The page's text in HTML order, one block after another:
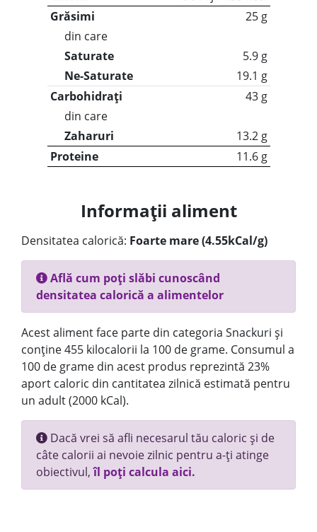
Grăsimi
25 g
din care
Saturate
5.9 g
Ne-Saturate
19.1 g
Carbohidrați
43 g
din care
Zaharuri
13.2 g
Proteine
11.6 g
Informații aliment
Densitatea calorică: Foarte mare (4.55kCal/g)
Află cum poți slăbi cunoscând
densitatea calorică a alimentelor
Acest aliment face parte din categoria Snackuri și
conține 455 kilocalorii la 100 de grame. Consumul a
100 de grame din acest produs reprezintă 23%
aport caloric din cantitatea zilnică estimată pentru
un adult (2000 kCal).
Dacă vrei să afli necesarul tău caloric și de
câte calorii ai nevoie zilnic pentru a-ți atinge
obiectivul,îl poți calcula aici.